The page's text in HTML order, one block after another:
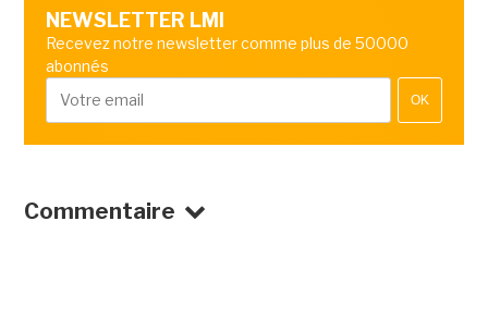
NEWSLETTER LMI
Recevez notre newsletter comme plus de 50000
abonnés
OK
Commentaire